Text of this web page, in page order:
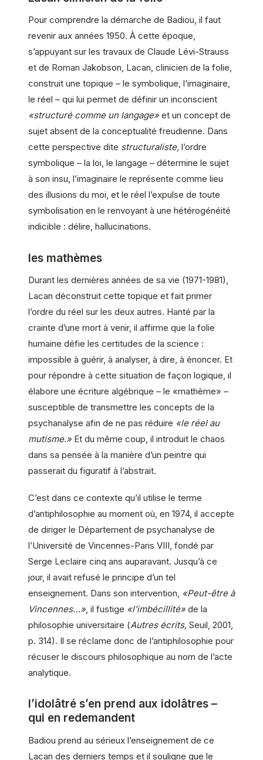
Pour comprendre la démarche de Badiou, il faut
revenir aux années 1950. À cette époque,
s’appuyant sur les travaux de Claude Lévi-Strauss
et de Roman Jakobson, Lacan, clinicien de la folie,
construit une topique – le symbolique, l’imaginaire,
le réel – qui lui permet de définir un inconscient
«structuré comme un langage» et un concept de
sujet absent de la conceptualité freudienne. Dans
cette perspective dite structuraliste, l’ordre
symbolique – la loi, le langage – détermine le sujet
à son insu, l’imaginaire le représente comme lieu
des illusions du moi, et le réel l’expulse de toute
symbolisation en le renvoyant à une hétérogénéité
indicible : délire, hallucinations.
les mathèmes
Durant les dernières années de sa vie (1971-1981),
Lacan déconstruit cette topique et fait primer
l’ordre du réel sur les deux autres. Hanté par la
crainte d’une mort à venir, il affirme que la folie
humaine défie les certitudes de la science :
impossible à guérir, à analyser, à dire, à énoncer. Et
pour répondre à cette situation de façon logique, il
élabore une écriture algébrique – le «mathème» –
susceptible de transmettre les concepts de la
psychanalyse afin de ne pas réduire «le réel au
mutisme.» Et du même coup, il introduit le chaos
dans sa pensée à la manière d’un peintre qui
passerait du figuratif à l’abstrait.
C’est dans ce contexte qu’il utilise le terme
d’antiphilosophie au moment où, en 1974, il accepte
de diriger le Département de psychanalyse de
l’Université de Vincennes-Paris VIII, fondé par
Serge Leclaire cinq ans auparavant. Jusqu’à ce
jour, il avait refusé le principe d’un tel
enseignement. Dans son intervention, «Peut-être à
Vincennes…» , il fustige «l’imbécillité» de la
philosophie universitaire (Autres écrits, Seuil, 2001,
p. 314). Il se réclame donc de l’antiphilosophie pour
récuser le discours philosophique au nom de l’acte
analytique.
l’idolâtré s’en prend aux idolâtres –
qui en redemandent
Badiou prend au sérieux l’enseignement de ce
Lacan des derniers temps et il souligne que le